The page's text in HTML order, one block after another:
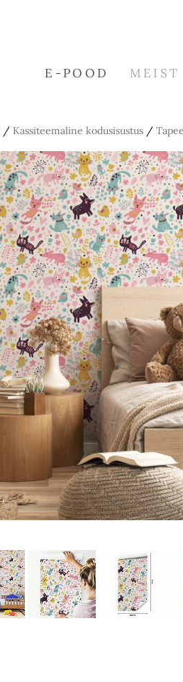
E-POOD MEIST
/ Kassiteemaline kodusisustus /